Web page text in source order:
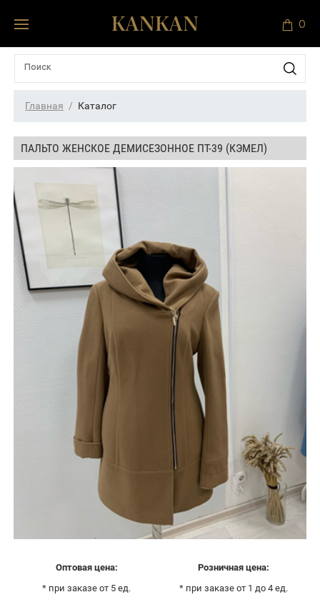
0
Главная Каталог
ПАЛЬТО ЖЕНСКОЕ ДЕМИСЕЗОННОЕ ПТ-39 (КЭМЕЛ)
Оптовая цена:
* при заказе от 5 ед.
Розничная цена:
* при заказе от 1 до 4 ед.